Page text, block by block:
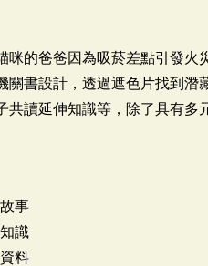
咪的爸爸因為吸菸差點引發火
關書設計，透過遮色片找到潛
共讀延伸知識等，除了具有多
事
識
料